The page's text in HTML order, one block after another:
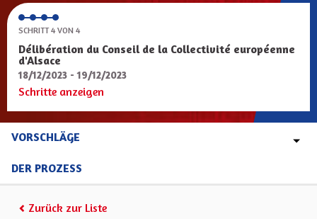
SCHRITT 4 VON 4
Délibération du Conseil de la Collectivité européenne
d'Alsace
18/12/2023 - 19/12/2023
Schritte anzeigen
VORSCHLÄGE
DER PROZESS
Zurück zur Liste